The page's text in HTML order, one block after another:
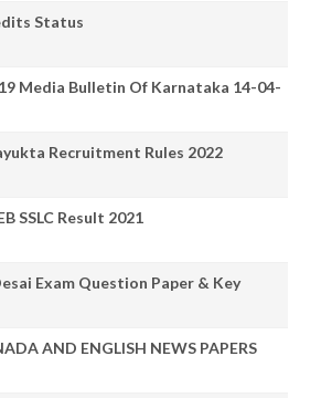
Status
Media Bulletin Of Karnataka 14-04-
Recruitment Rules 2022
SSLC Result 2021
Exam Question Paper & Key
AND ENGLISH NEWS PAPERS